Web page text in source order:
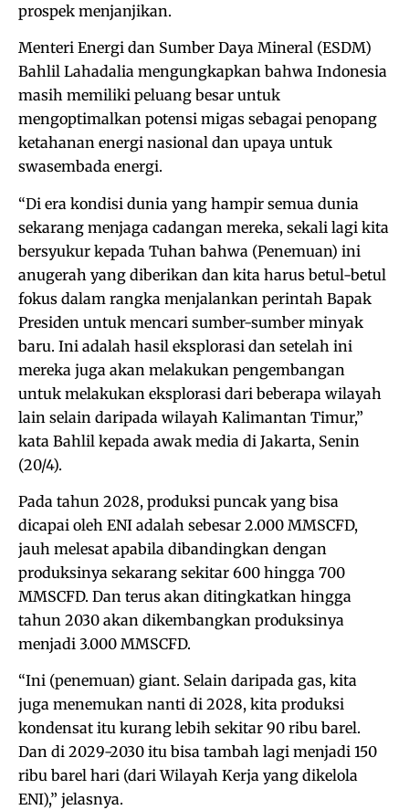
prospek menjanjikan.
Menteri Energi dan Sumber Daya Mineral (ESDM)
Bahlil Lahadalia mengungkapkan bahwa Indonesia
masih memiliki peluang besar untuk
mengoptimalkan potensi migas sebagai penopang
ketahanan energi nasional dan upaya untuk
swasembada energi.
“Di era kondisi dunia yang hampir semua dunia
sekarang menjaga cadangan mereka, sekali lagi kita
bersyukur kepada Tuhan bahwa (Penemuan) ini
anugerah yang diberikan dan kita harus betul-betul
fokus dalam rangka menjalankan perintah Bapak
Presiden untuk mencari sumber-sumber minyak
baru. Ini adalah hasil eksplorasi dan setelah ini
mereka juga akan melakukan pengembangan
untuk melakukan eksplorasi dari beberapa wilayah
lain selain daripada wilayah Kalimantan Timur,”
kata Bahlil kepada awak media di Jakarta, Senin
(20/4).
Pada tahun 2028, produksi puncak yang bisa
dicapai oleh ENI adalah sebesar 2.000 MMSCFD,
jauh melesat apabila dibandingkan dengan
produksinya sekarang sekitar 600 hingga 700
MMSCFD. Dan terus akan ditingkatkan hingga
tahun 2030 akan dikembangkan produksinya
menjadi 3.000 MMSCFD.
“Ini (penemuan) giant. Selain daripada gas, kita
juga menemukan nanti di 2028, kita produksi
kondensat itu kurang lebih sekitar 90 ribu barel.
Dan di 2029-2030 itu bisa tambah lagi menjadi 150
ribu barel hari (dari Wilayah Kerja yang dikelola
ENI),” jelasnya.